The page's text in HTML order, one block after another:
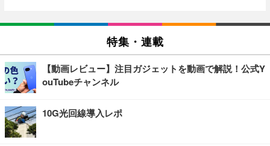
特集・連載
【動画レビュー】注目ガジェットを動画で解説！公式Y
ouTubeチャンネル
10G光回線導入レポ